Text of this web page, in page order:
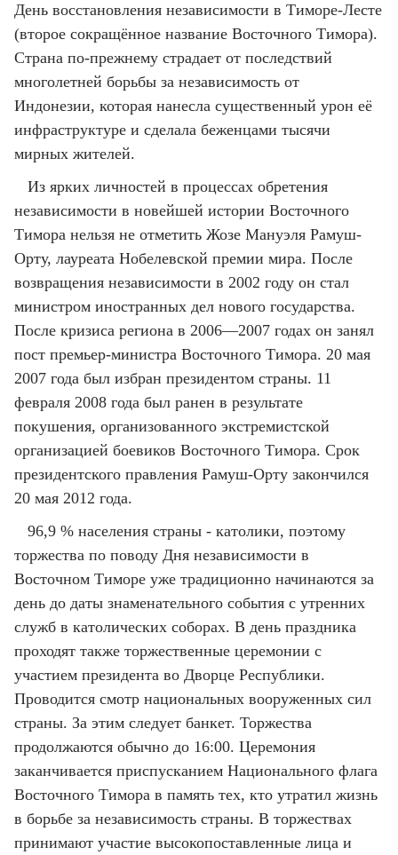
День восстановления независимости в Тиморе-Лесте
(второе сокращённое название Восточного Тимора).
Страна по-прежнему страдает от последствий
многолетней борьбы за независимость от
Индонезии, которая нанесла существенный урон её
инфраструктуре и сделала беженцами тысячи
мирных жителей.
Из ярких личностей в процессах обретения
независимости в новейшей истории Восточного
Тимора нельзя не отметить Жозе Мануэля Рамуш-
Орту, лауреата Нобелевской премии мира. После
возвращения независимости в 2002 году он стал
министром иностранных дел нового государства.
После кризиса региона в 2006—2007 годах он занял
пост премьер-министра Восточного Тимора. 20 мая
2007 года был избран президентом страны. 11
февраля 2008 года был ранен в результате
покушения, организованного экстремистской
организацией боевиков Восточного Тимора. Срок
президентского правления Рамуш-Орту закончился
20 мая 2012 года.
96,9 % населения страны - католики, поэтому
торжества по поводу Дня независимости в
Восточном Тиморе уже традиционно начинаются за
день до даты знаменательного события с утренних
служб в католических соборах. В день праздника
проходят также торжественные церемонии с
участием президента во Дворце Республики.
Проводится смотр национальных вооруженных сил
страны. За этим следует банкет. Торжества
продолжаются обычно до 16:00. Церемония
заканчивается приспусканием Национального флага
Восточного Тимора в память тех, кто утратил жизнь
в борьбе за независимость страны. В торжествах
принимают участие высокопоставленные лица и